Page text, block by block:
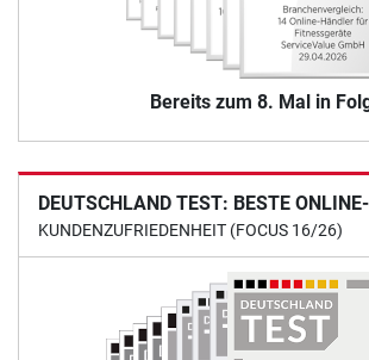
Bereits zum 8. Mal in
DEUTSCHLAND TEST: BESTE
KUNDENZUFRIEDENHEIT (FOCUS 16/26)